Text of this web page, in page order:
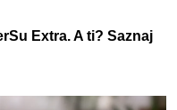
Extra. A ti? Saznaj